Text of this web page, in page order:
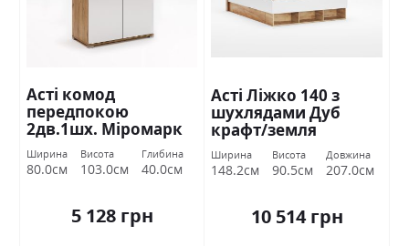
Асті комод
передпокою
2дв.1шх. Міромарк
Ширина
80.0см
Висота
103.0см
Глибина
40.0см
5 128 грн
Асті Ліжко 140 з
шухлядами Дуб
крафт/земля
Міромарк
Ширина
148.2см
Висота
90.5см
Довжина
207.0см
10 514 грн